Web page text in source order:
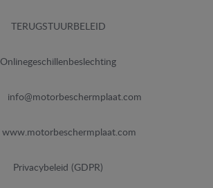
TERUGSTUURBELEID
Onlinegeschillenbeslechting
info@motorbeschermplaat.com
www.motorbeschermplaat.com
Privacybeleid (GDPR)